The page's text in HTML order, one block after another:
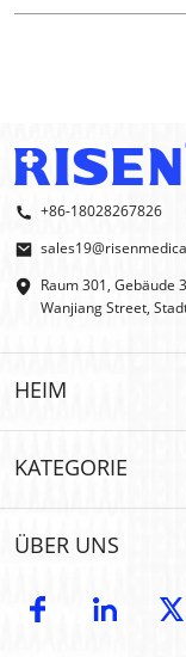
+86-18028267826
Raum 301, Gebäude
Wanjiang Street,
HEIM
HEIM
PRODUKTE
OEM- und ODM-Modelle
KATEGORIE
Maßgeschneidert
ÜBER UNS
Einführung